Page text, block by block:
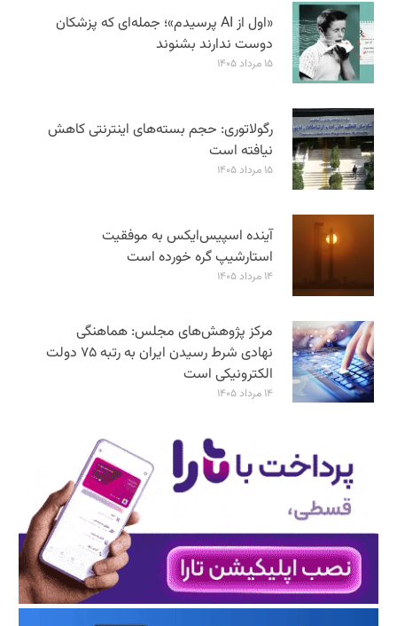
«اول از AI پرسیدم»؛ جمله‌ای که پزشکان
دوست ندارند بشنوند
۱۵ مرداد ۱۴۰۵
رگولاتوری: حجم بسته‌های اینترنتی کاهش
نیافته است
۱۵ مرداد ۱۴۰۵
آینده اسپیس‌ایکس به موفقیت
استارشیپ گره خورده است
۱۴ مرداد ۱۴۰۵
مرکز پژوهش‌های مجلس: هماهنگی
نهادی شرط رسیدن ایران به رتبه ۷۵ دولت
الکترونیکی است
۱۴ مرداد ۱۴۰۵